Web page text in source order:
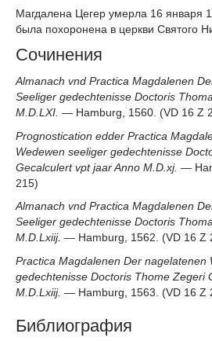
Магдалена Цегер умерла 16 января
была похоронена в церкви Святого
Сочинения
Almanach vnd Practica Magdalenen
Seeliger gedechtenisse Doctoris
M.D.LXI. — Hamburg, 1560. (VD 16 Z
Prognostication edder Practica
Wedewen seeliger gedechtenisse
Gecalculert vpt jaar Anno M.D.xj. —
215)
Almanach vnd Practica Magdalenen
Seeliger gedechtenisse Doctoris
M.D.Lxiij. — Hamburg, 1562. (VD 16 Z
Practica Magdalenen Der nagelatenen
gedechtenisse Doctoris Thome Zegeri
M.D.Lxiij. — Hamburg, 1563. (VD 16 Z
Библиография